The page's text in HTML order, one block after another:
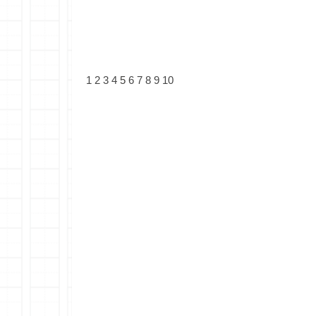
1 2 3 4 5 6 7 8 9 10